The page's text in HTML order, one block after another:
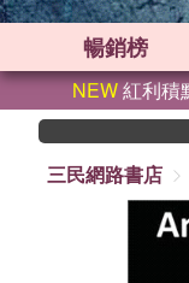
暢銷榜
NEW紅利積
三民網路書店